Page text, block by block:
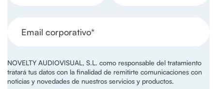
NOVELTY AUDIOVISUAL, S.L. como responsable del tratamiento
tratará tus datos con la finalidad de remitirte comunicaciones con
noticias y novedades de nuestros servicios y productos.